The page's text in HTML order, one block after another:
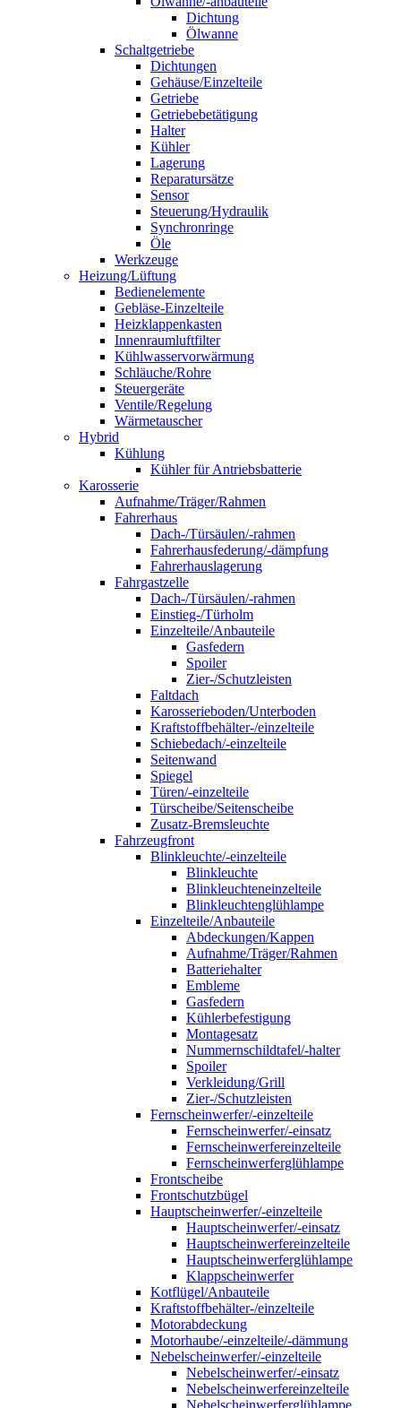
Dichtung
Ölwanne
Schaltgetriebe
Dichtungen
Gehäuse/Einzelteile
Getriebe
Getriebebetätigung
Halter
Kühler
Lagerung
Reparatursätze
Sensor
Steuerung/Hydraulik
Synchronringe
Öle
Werkzeuge
Heizung/Lüftung
Bedienelemente
Gebläse-Einzelteile
Heizklappenkasten
Innenraumluftfilter
Kühlwasservorwärmung
Schläuche/Rohre
Steuergeräte
Ventile/Regelung
Wärmetauscher
Hybrid
Kühlung
Kühler für Antriebsbatterie
Karosserie
Aufnahme/Träger/Rahmen
Fahrerhaus
Dach-/Türsäulen/-rahmen
Fahrerhausfederung/-dämpfung
Fahrerhauslagerung
Fahrgastzelle
Dach-/Türsäulen/-rahmen
Einstieg-/Türholm
Einzelteile/Anbauteile
Gasfedern
Spoiler
Zier-/Schutzleisten
Faltdach
Karosserieboden/Unterboden
Kraftstoffbehälter-/einzelteile
Schiebedach/-einzelteile
Seitenwand
Spiegel
Türen/-einzelteile
Türscheibe/Seitenscheibe
Zusatz-Bremsleuchte
Fahrzeugfront
Blinkleuchte/-einzelteile
Blinkleuchte
Blinkleuchteneinzelteile
Blinkleuchtenglühlampe
Einzelteile/Anbauteile
Abdeckungen/Kappen
Aufnahme/Träger/Rahmen
Batteriehalter
Embleme
Gasfedern
Kühlerbefestigung
Montagesatz
Nummernschildtafel/-halter
Spoiler
Verkleidung/Grill
Zier-/Schutzleisten
Fernscheinwerfer/-einzelteile
Fernscheinwerfer/-einsatz
Fernscheinwerfereinzelteile
Fernscheinwerferglühlampe
Frontscheibe
Frontschutzbügel
Hauptscheinwerfer/-einzelteile
Hauptscheinwerfer/-einsatz
Hauptscheinwerfereinzelteile
Hauptscheinwerferglühlampe
Klappscheinwerfer
Kotflügel/Anbauteile
Kraftstoffbehälter-/einzelteile
Motorabdeckung
Motorhaube/-einzelteile/-dämmung
Nebelscheinwerfer/-einzelteile
Nebelscheinwerfer/-einsatz
Nebelscheinwerfereinzelteile
Nebelscheinwerferglühlampe